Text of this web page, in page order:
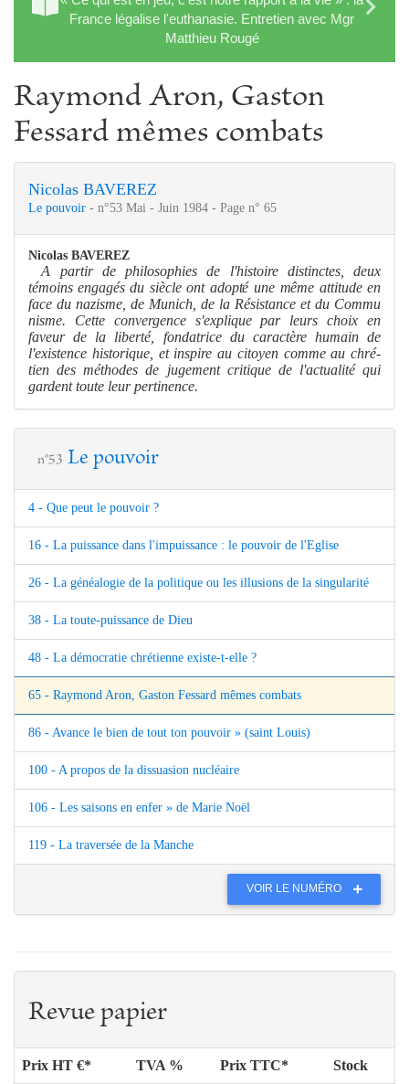
France légalise l'euthanasie. Entretien avec Mgr
Matthieu Rougé
Raymond Aron, Gaston
Fessard mêmes combats
Nicolas BAVEREZ
Le pouvoir - n°53 Mai - Juin 1984 - Page n° 65
Nicolas BAVEREZ
A partir de philosophies de l'histoire distinctes, deux
témoins engagés du siècle ont adopté une même attitude en
face du nazisme, de Munich, de la Résistance et du Commu­
nisme. Cette convergence s'explique par leurs choix en
faveur de la liberté, fondatrice du caractère humain de
l'existence historique, et inspire au citoyen commeau chré­
tien des méthodes de jugement critique de l'actualité qui
gardent toute leur pertinence.
n°53 Le pouvoir
4 - Que peut le pouvoir ?
16 - La puissance dans l'impuissance : le pouvoir de l'Eglise
26 - La généalogie de la politique ou les illusions de la singularité
38 - La toute-puissance de Dieu
48 - La démocratie chrétienne existe-t-elle ?
65 - Raymond Aron, Gaston Fessard mêmes combats
86 - Avance le bien de tout ton pouvoir » (saint Louis)
100 - A propos de la dissuasion nucléaire
106 - Les saisons en enfer » de Marie Noël
119 - La traversée de la Manche
VOIR LE NUMÉRO
Revue papier
Prix HT €* TVA % Prix TTC* Stock